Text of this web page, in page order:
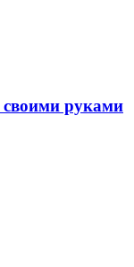
своими руками